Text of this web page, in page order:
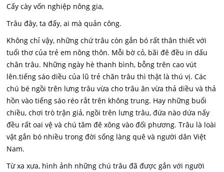
Cấy cày vốn nghiệp nông gia,
Trâu đây, ta đấy, ai mà quản công.
Không chỉ vậy, những chứ trâu còn gắn bó rất thân thiết với
tuổi thơ của trẻ em nông thôn. Mỗi bờ cỏ, bãi đê đều in dấu
chân trâu. Những ngày hè thanh bình, bỗng trên cao vút
lên.tiếng sáo diều của lũ trẻ chăn trâu thì thật là thú vị. Các
chú bé ngồi trên lưng trâu vừa cho trâu ăn vừa thả diều và thả
hồn vào tiếng sáo réo rắt trên không trung. Hay những buổi
chiều, chơi trò trận giả, ngồi trên lưng trâu, đứa nào dứa nấy
đều rất oai vệ và chú tâm đê xông vào đối phương. Trâu là loài
vật gắn bó nhiều trong đời sống làng quê và người dân Việt
Nam.
Từ xa xưa, hình ảnh những chú trâu đã được gắn với người